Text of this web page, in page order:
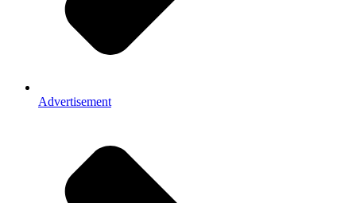
Advertisement